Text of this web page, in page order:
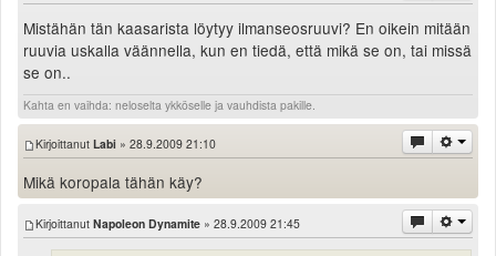
Paidat ja vaatteet
Suunnittele oma paita
Mainostus
Palaute
Kevytversio
Mistähän tän kaasarista löytyy ilmanseosruuvi? En oikein mitään
ruuvia uskalla väännella, kun en tiedä, että mikä se on, tai missä
se on..
Kahta en vaihda: neloselta ykköselle ja vauhdista pakille.
Kirjoittanut Labi » 28.9.2009 21:10
Mikä koropala tähän käy?
Kirjoittanut Napoleon Dynamite » 28.9.2009 21:45